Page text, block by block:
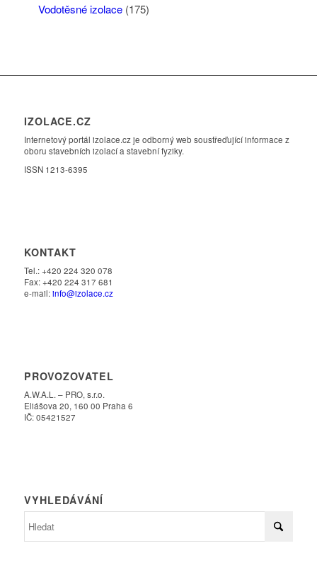
Vodotěsné izolace(175)
IZOLACE.CZ
Internetový portál izolace.cz je odborný web soustřeďující informace z
oboru stavebních izolací a stavební fyziky.
ISSN 1213-6395
KONTAKT
Tel.: +420 224 320 078
Fax: +420 224 317 681
e-mail:info@izolace.cz
PROVOZOVATEL
A.W.A.L. – PRO, s.r.o.
Eliášova 20, 160 00 Praha 6
IČ: 05421527
VYHLEDÁVÁNÍ